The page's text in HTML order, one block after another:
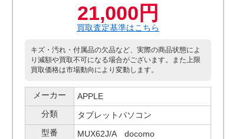
21,000円
買取査定基準はこちら
キズ・汚れ・付属品の欠品など、実際の商品状態によ
り減額や買取不可になる場合がございます。また上限
買取価格は市場動向により変動します。
メーカー
APPLE
分類
タブレットパソコン
型番
MUX62J/A docomo